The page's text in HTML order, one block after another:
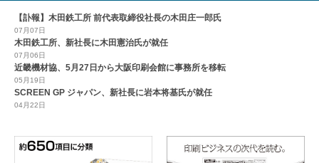
【訃報】木田鉄工所 前代表取締役社長の木田庄一郎氏
07月07日
木田鉄工所、新社長に木田憲治氏が就任
07月06日
近畿機材協、5月27日から大阪印刷会館に事務所を移転
05月19日
SCREEN GP ジャパン、新社長に岩本将基氏が就任
04月22日